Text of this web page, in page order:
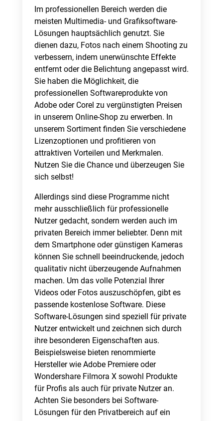
Im professionellen Bereich werden die
meisten Multimedia- und Grafiksoftware-
Lösungen hauptsächlich genutzt. Sie
dienen dazu, Fotos nach einem Shooting zu
verbessern, indem unerwünschte Effekte
entfernt oder die Belichtung angepasst wird.
Sie haben die Möglichkeit, die
professionellen Softwareprodukte von
Adobe oder Corel zu vergünstigten Preisen
in unserem Online-Shop zu erwerben. In
unserem Sortiment finden Sie verschiedene
Lizenzoptionen und profitieren von
attraktiven Vorteilen und Merkmalen.
Nutzen Sie die Chance und überzeugen Sie
sich selbst!
Allerdings sind diese Programme nicht
mehr ausschließlich für professionelle
Nutzer gedacht, sondern werden auch im
privaten Bereich immer beliebter. Denn mit
dem Smartphone oder günstigen Kameras
können Sie schnell beeindruckende, jedoch
qualitativ nicht überzeugende Aufnahmen
machen. Um das volle Potenzial Ihrer
Videos oder Fotos auszuschöpfen, gibt es
passende kostenlose Software. Diese
Software-Lösungen sind speziell für private
Nutzer entwickelt und zeichnen sich durch
ihre besonderen Eigenschaften aus.
Beispielsweise bieten renommierte
Hersteller wie Adobe Premiere oder
Wondershare Filmora X sowohl Produkte
für Profis als auch für private Nutzer an.
Achten Sie besonders bei Software-
Lösungen für den Privatbereich auf ein